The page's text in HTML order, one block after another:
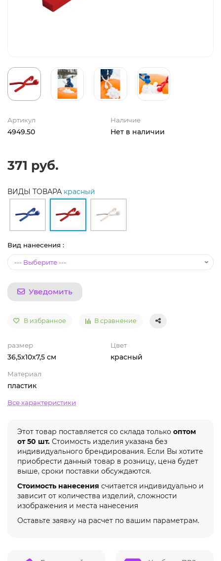
Артикул
4949.50
Наличие
Нет в наличии
371 руб.
ВИДЫ ТОВАРА красный
Вид нанесения :
Уведомить
В избранное В сравнение
размер
36,5х10x7,5 см
Цвет
красный
Материал
пластик
Все характеристики
Этот товар поставляется со склада только оптом
от 50 шт. Стоимость изделия указана без
индивидуального брендирования. Если Вы хотите
приобрести данный товар в розницу, цена будет
выше, сроки поставки обсуждаются.
Стоимость нанесения считается индивидуально и
зависит от количества изделий, сложности
изображения и места нанесения
Оставьте заявку на расчет по вашим параметрам.